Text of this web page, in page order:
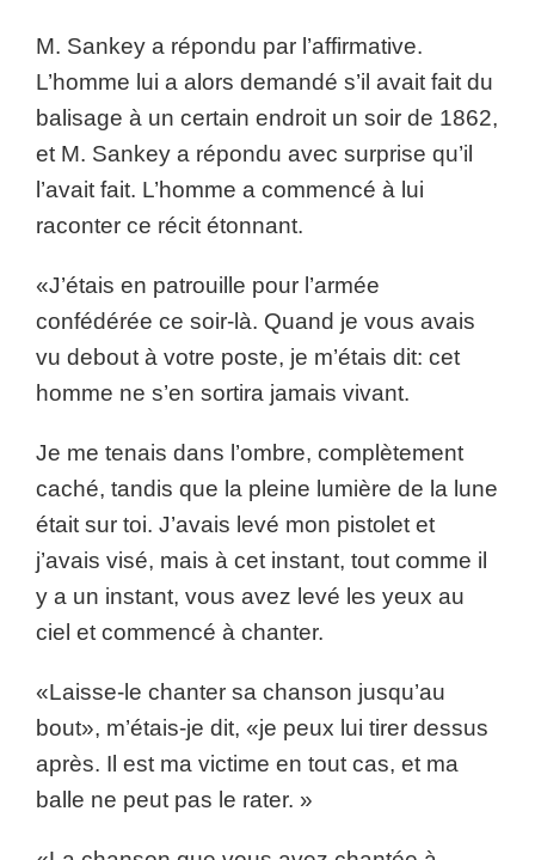
M. Sankey a répondu par l’affirmative.
L’homme lui a alors demandé s’il avait fait du
balisage à un certain endroit un soir de 1862,
et M. Sankey a répondu avec surprise qu’il
l’avait fait. L’homme a commencé à lui
raconter ce récit étonnant.
«J’étais en patrouille pour l’armée
confédérée ce soir-là. Quand je vous avais
vu debout à votre poste, je m’étais dit: cet
homme ne s’en sortira jamais vivant.
Je me tenais dans l’ombre, complètement
caché, tandis que la pleine lumière de la lune
était sur toi. J’avais levé mon pistolet et
j’avais visé, mais à cet instant, tout comme il
y a un instant, vous avez levé les yeux au
ciel et commencé à chanter.
«Laisse-le chanter sa chanson jusqu’au
bout», m’étais-je dit, «je peux lui tirer dessus
après. Il est ma victime en tout cas, et ma
balle ne peut pas le rater. »